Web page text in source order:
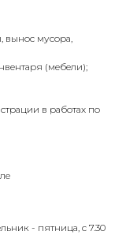
вынос мусора,
(мебели);
в работах по
- пятница, с 7.30